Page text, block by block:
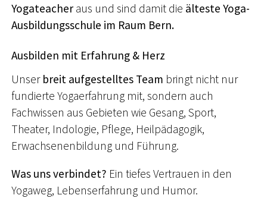
Yogateacheraus und sind damit die älteste Yoga-
Ausbildungsschule im Raum Bern.
Ausbilden mit Erfahrung & Herz
Unser breit aufgestelltes Team bringt nicht nur
fundierte Yogaerfahrung mit, sondern auch
Fachwissen aus Gebieten wie Gesang, Sport,
Theater, Indologie, Pflege, Heilpädagogik,
Erwachsenenbildung und Führung.
Was uns verbindet? Ein tiefes Vertrauen in den
Yogaweg, Lebenserfahrung und Humor.